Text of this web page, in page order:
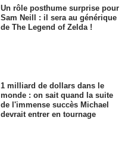
Un rôle posthume surprise pour
Sam Neill : il sera au générique
de The Legend of Zelda !
1 milliard de dollars dans le
monde : on sait quand la suite
de l'immense succès Michael
devrait entrer en tournage